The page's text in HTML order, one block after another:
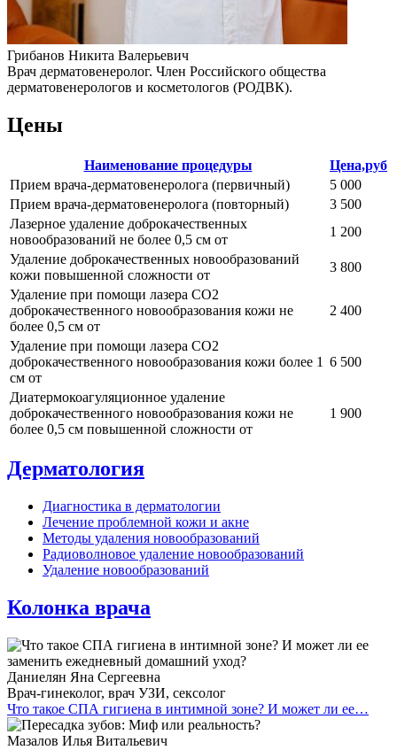
Грибанов Никита Валерьевич
Врач дерматовенеролог. Член Российского общества
дерматовенерологов и косметологов (РОДВК).
Цены
Наименование процедуры
Цена,руб
Прием врача-дерматовенеролога (первичный)
5 000
Прием врача-дерматовенеролога (повторный)
3 500
Лазерное удаление доброкачественных
новообразований не более 0,5 см от
1 200
Удаление доброкачественных новообразований
кожи повышенной сложности от
3 800
Удаление при помощи лазера СО2
доброкачественного новообразования кожи не
более 0,5 см от
2 400
Удаление при помощи лазера СО2
доброкачественного новообразования кожи более 1
см от
6 500
Диатермокоагуляционное удаление
доброкачественного новообразования кожи не
более 0,5 см повышенной сложности от
1 900
Дерматология
Диагностика в дерматологии
Лечение проблемной кожи и акне
Методы удаления новообразований
Радиоволновое удаление новообразований
Удаление новообразований
Колонка врача
Даниелян Яна Сергеевна
Врач-гинеколог, врач УЗИ, сексолог
Что такое СПА гигиена в интимной зоне? И может ли ее…
Мазалов Илья Витальевич